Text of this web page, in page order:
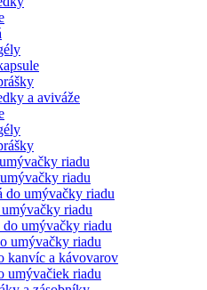
a aviváže
riadu
riadu
do umývačky riadu
riadu
do umývačky riadu
umývačky riadu
kanvíc a kávovarov
umývačiek riadu